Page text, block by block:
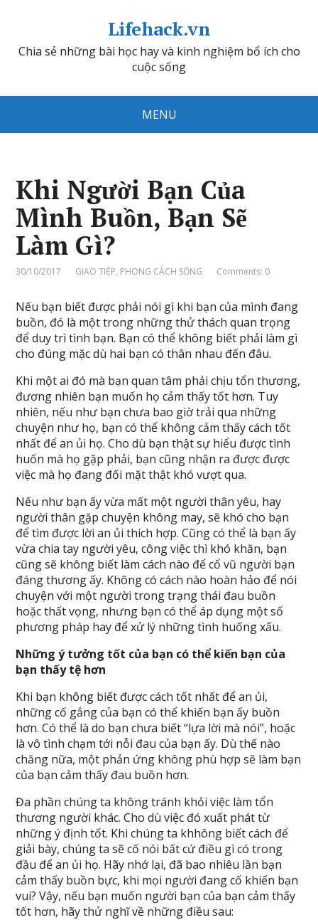
Lifehack.vn
Chia sẻ những bài học hay và kinh nghiệm bổ ích cho
cuộc sống
MENU
Khi Người Bạn Của
Mình Buồn, Bạn Sẽ
Làm Gì?
30/10/2017 GIAO TIẾP, PHONG CÁCH SỐNG Comments: 0
Nếu bạn biết được phải nói gì khi bạn của mình đang
buồn, đó là một trong những thử thách quan trọng
để duy trì tình bạn. Bạn có thể không biết phải làm gì
cho đúng mặc dù hai bạn có thân nhau đến đâu.
Khi một ai đó mà bạn quan tâm phải chịu tổn thương,
đương nhiên bạn muốn họ cảm thấy tốt hơn. Tuy
nhiên, nếu như bạn chưa bao giờ trải qua những
chuyện như họ, bạn có thể không cảm thấy cách tốt
nhất để an ủi họ. Cho dù bạn thật sự hiểu được tình
huốn mà họ gặp phải, bạn cũng nhận ra được được
việc mà họ đang đối mặt thật khó vượt qua.
Nếu như bạn ấy vừa mất một người thân yêu, hay
người thân gặp chuyện không may, sẽ khó cho bạn
để tìm được lời an ủi thích hợp. Cũng có thể là bạn ấy
vừa chia tay người yêu, công việc thì khó khăn, bạn
cũng sẽ không biết làm cách nào để cổ vũ người bạn
đáng thương ấy. Không có cách nào hoàn hảo để nói
chuyện với một người trong trạng thái đau buồn
hoặc thất vọng, nhưng bạn có thể áp dụng một số
phương pháp hay để xử lý những tình huống xấu.
Những ý tưởng tốt của bạn có thể kiến bạn của
bạn thấy tệ hơn
Khi bạn không biết được cách tốt nhất để an ủi,
những cố gắng của bạn có thể khiến bạn ấy buồn
hơn. Có thể là do bạn chưa biết “lựa lời mà nói”, hoặc
là vô tình chạm tới nỗi đau của bạn ấy. Dù thế nào
chăng nữa, một phản ứng không phù hợp sẽ làm bạn
của bạn cảm thấy đau buồn hơn.
Đa phần chúng ta không tránh khỏi việc làm tổn
thương người khác. Cho dù việc đó xuất phát từ
những ý định tốt. Khi chúng ta khhông biết cách để
giải bày, chúng ta sẽ cố nói bất cứ điều gì có trong
đầu để an ủi họ. Hãy nhớ lại, đã bao nhiêu lần bạn
cảm thấy buồn bực, khi mọi người đang cố khiến bạn
vui? Vậy, nếu bạn muốn người bạn của bạn cảm thấy
tốt hơn, hãy thử nghĩ về những điều sau: